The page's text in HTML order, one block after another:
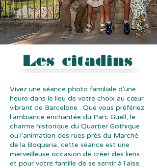
Les citadins
Vivez une séance photo familiale d'une
heure dans le lieu de votre choix au cœur
vibrant de Barcelone . Que vous préfériez
l'ambiance enchantée du Parc Güell, le
charme historique du Quartier Gothique
ou l'animation des rues près du Marché
de la Boqueria, cette séance est une
merveilleuse occasion de créer des liens
et pour votre famille de se sentir à l'aise